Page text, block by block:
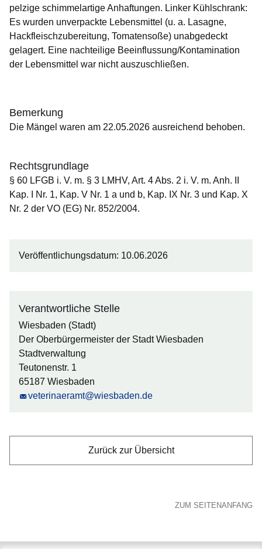
pelzige schimmelartige Anhaftungen. Linker Kühlschrank:
Es wurden unverpackte Lebensmittel (u. a. Lasagne,
Hackfleischzubereitung, Tomatensoße) unabgedeckt
gelagert. Eine nachteilige Beeinflussung/Kontamination
der Lebensmittel war nicht auszuschließen.
Bemerkung
Die Mängel waren am 22.05.2026 ausreichend behoben.
Rechtsgrundlage
§ 60 LFGB i. V. m. § 3 LMHV, Art. 4 Abs. 2 i. V. m. Anh. II
Kap. I Nr. 1, Kap. V Nr. 1 a und b, Kap. IX Nr. 3 und Kap. X
Nr. 2 der VO (EG) Nr. 852/2004.
Veröffentlichungsdatum: 10.06.2026
Verantwortliche Stelle
Wiesbaden (Stadt)
Der Oberbürgermeister der Stadt Wiesbaden
Stadtverwaltung
Teutonenstr. 1
65187 Wiesbaden
veterinaeramt@wiesbaden.de
Zurück zur Übersicht
ZUM SEITENANFANG